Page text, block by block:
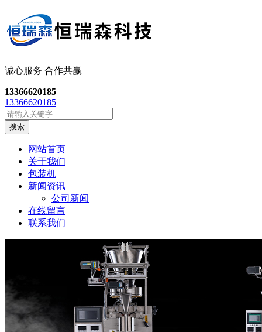
诚心服务 合作共赢
13366620185
13366620185
搜索
网站首页
关于我们
包装机
新闻资讯
公司新闻
在线留言
联系我们